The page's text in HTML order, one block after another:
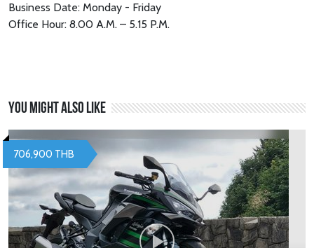
Business Date: Monday - Friday
Office Hour: 8.00 A.M. – 5.15 P.M.
You might also like
706,900 THB